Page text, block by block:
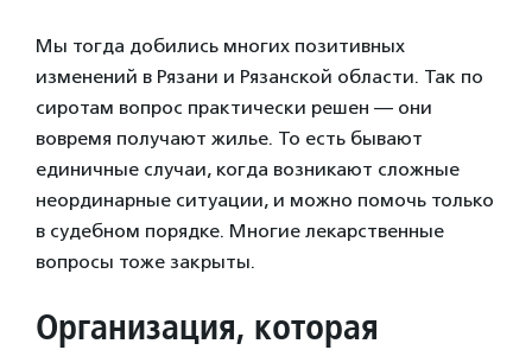
Мы тогда добились многих позитивных
изменений в Рязани и Рязанской области. Так по
сиротам вопрос практически решен — они
вовремя получают жилье. То есть бывают
единичные случаи, когда возникают сложные
неординарные ситуации, и можно помочь только
в судебном порядке. Многие лекарственные
вопросы тоже закрыты.
Организация, которая